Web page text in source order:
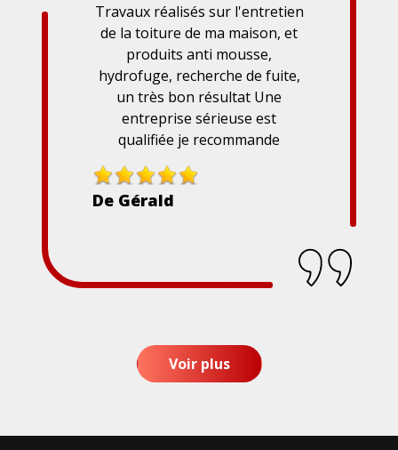
Travaux réalisés sur l'entretien
de la toiture de ma maison, et
produits anti mousse,
hydrofuge, recherche de fuite,
un très bon résultat Une
entreprise sérieuse est
qualifiée je recommande
De Gérald
Voir plus